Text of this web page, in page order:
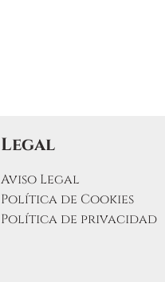
Legal
Aviso Legal
Política de Cookies
Política de privacidad